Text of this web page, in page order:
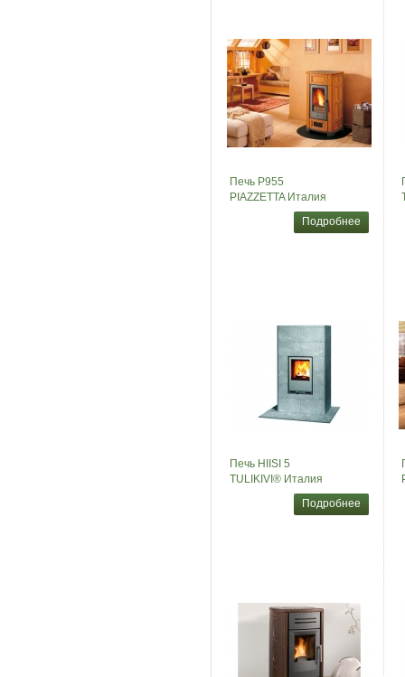
Печь P955
PIAZZETTA Италия
Подробнее
Печь HIISI 5
TULIKIVI® Италия
Подробнее